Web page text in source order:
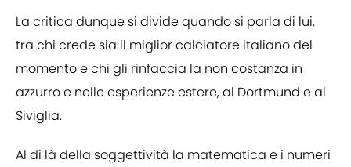
La critica dunque si divide quando si parla di lui,
tra chi crede sia il miglior calciatore italiano del
momento e chi gli rinfaccia la non costanza in
azzurro e nelle esperienze estere, al Dortmund e al
Siviglia.
Al di là della soggettività la matematica e i numeri